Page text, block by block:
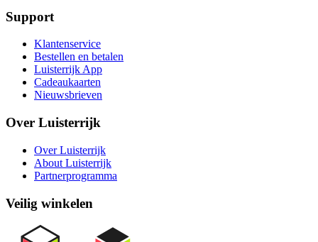
Support
Klantenservice
Bestellen en betalen
Luisterrijk App
Cadeaukaarten
Nieuwsbrieven
Over Luisterrijk
Over Luisterrijk
About Luisterrijk
Partnerprogramma
Veilig winkelen